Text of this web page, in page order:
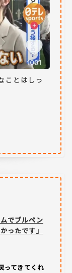
ことはしっ
でブルペン
ったです」
ってきてくれ